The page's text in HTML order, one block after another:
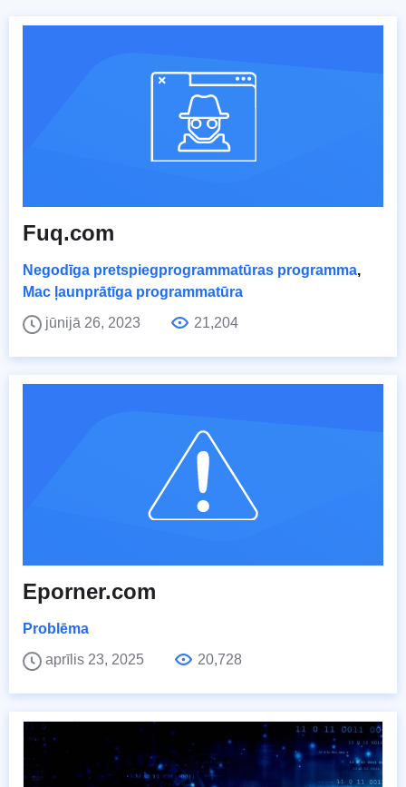
Fuq.com
Negodīga pretspiegprogrammatūras programma,
Mac ļaunprātīga programmatūra
jūnijā 26, 2023
21,204
Eporner.com
Problēma
aprīlis 23, 2025
20,728